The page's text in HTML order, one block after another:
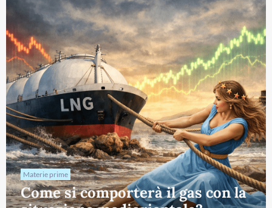
Materie prime
Come si comporterà il gas con la